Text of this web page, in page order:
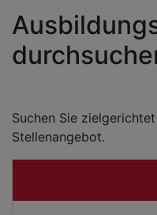
Suchen Sie
Stellenangebot.